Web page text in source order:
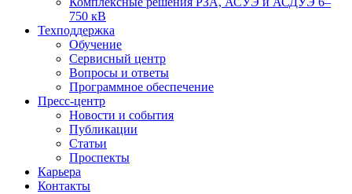
750 кВ
Техподдержка
Обучение
Сервисный центр
Вопросы и ответы
Программное обеспечение
Пресс-центр
Новости и события
Публикации
Статьи
Проспекты
Карьера
Контакты